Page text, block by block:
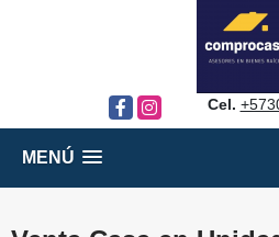
FacebookInstagram Cel.
MENÚ